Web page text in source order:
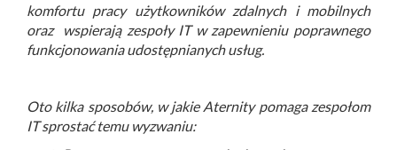
komfortu pracy użytkowników zdalnych i mobilnych
oraz wspierają zespoły IT w zapewnieniu poprawnego
funkcjonowania udostępnianych usług.
Oto kilka sposobów, w jakie Aternity pomaga zespołom
IT sprostać temu wyzwaniu: